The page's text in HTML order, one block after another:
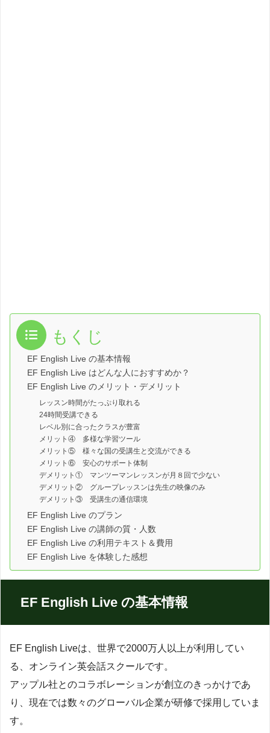
もくじ
EF English Live の基本情報
EF English Live はどんな人におすすめか？
EF English Live のメリット・デメリット
レッスン時間がたっぷり取れる
24時間受講できる
レベル別に合ったクラスが豊富
メリット④ 多様な学習ツール
メリット⑤ 様々な国の受講生と交流ができる
メリット⑥ 安心のサポート体制
デメリット① マンツーマンレッスンが月８回で少ない
デメリット② グループレッスンは先生の映像のみ
デメリット③ 受講生の通信環境
EF English Live のプラン
EF English Live の講師の質・人数
EF English Live の利用テキスト＆費用
EF English Live を体験した感想
EF English Live の基本情報
EF English Liveは、世界で2000万人以上が利用してい
る、オンライン英会話スクールです。
アップル社とのコラボレーションが創立のきっかけであ
り、現在では数々のグローバル企業が研修で採用していま
す。